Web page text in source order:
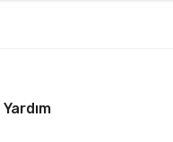
Yardım